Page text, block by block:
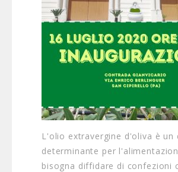
L'olio extravergine d'oliva è un
determinante per
bisogna diffidare di confezioni